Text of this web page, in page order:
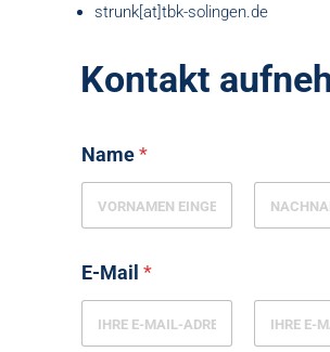
strunk[at]tbk-solingen.de
Kontakt
Name*
E-Mail *